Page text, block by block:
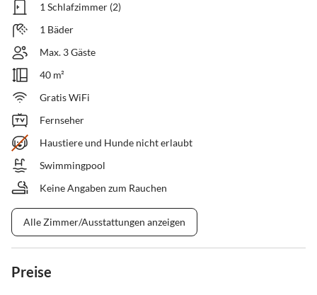
1 Schlafzimmer (2)
1 Bäder
Max. 3 Gäste
40 m²
Gratis WiFi
Fernseher
Haustiere und Hunde nicht erlaubt
Swimmingpool
Keine Angaben zum Rauchen
Alle Zimmer/Ausstattungen anzeigen
Preise